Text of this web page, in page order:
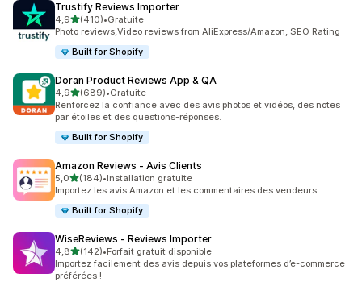
Trustify Reviews Importer
4,9étoile(s) sur 5
(410)
410 avis au total
•Gratuite
Photo reviews,Video reviews from AliExpress/Amazon, SEO Rating
Built for Shopify
Doran Product Reviews App & QA
4,9étoile(s) sur 5
(689)
689 avis au total
•Gratuite
Renforcez la confiance avec des avis photos et vidéos, des notes
par étoiles et des questions-réponses.
Built for Shopify
Amazon Reviews ‑ Avis Clients
5,0étoile(s) sur 5
(184)
184 avis au total
•Installation gratuite
Importez les avis Amazon et les commentaires des vendeurs.
Built for Shopify
WiseReviews ‑ Reviews Importer
4,8étoile(s) sur 5
(142)
142 avis au total
•Forfait gratuit disponible
Importez facilement des avis depuis vos plateformes d’e-commerce
préférées !